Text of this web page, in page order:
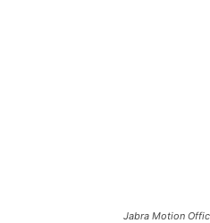
Jabra Motion